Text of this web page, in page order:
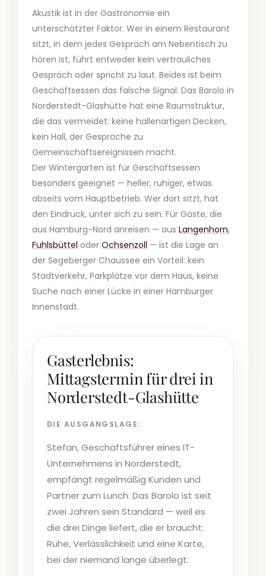
Akustik ist in der Gastronomie ein
unterschätzter Faktor. Wer in einem Restaurant
sitzt, in dem jedes Gespräch am Nebentisch zu
hören ist, führt entweder kein vertrauliches
Gespräch oder spricht zu laut. Beides ist beim
Geschäftsessen das falsche Signal. Das Barolo in
Norderstedt-Glashütte hat eine Raumstruktur,
die das vermeidet: keine hallenartigen Decken,
kein Hall, der Gespräche zu
Gemeinschaftsereignissen macht.
Der Wintergarten ist für Geschäftsessen
besonders geeignet — heller, ruhiger, etwas
abseits vom Hauptbetrieb. Wer dort sitzt, hat
den Eindruck, unter sich zu sein. Für Gäste, die
aus Hamburg-Nord anreisen — aus Langenhorn,
Fuhlsbüttel oder Ochsenzoll — ist die Lage an
der Segeberger Chaussee ein Vorteil: kein
Stadtverkehr, Parkplätze vor dem Haus, keine
Suche nach einer Lücke in einer Hamburger
Innenstadt.
Gasterlebnis:
Mittagstermin für drei in
Norderstedt-Glashütte
DIE AUSGANGSLAGE:
Stefan, Geschäftsführer eines IT-
Unternehmens in Norderstedt,
empfängt regelmäßig Kunden und
Partner zum Lunch. Das Barolo ist seit
zwei Jahren sein Standard — weil es
die drei Dinge liefert, die er braucht:
Ruhe, Verlässlichkeit und eine Karte,
bei der niemand lange überlegt.